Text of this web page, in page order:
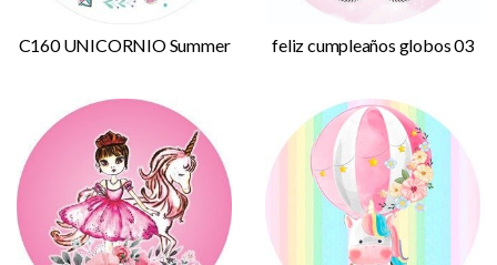
C160 UNICORNIO Summer feliz cumpleaños globos 03